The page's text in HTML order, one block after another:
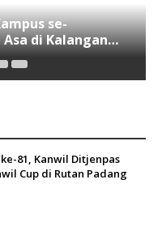
se-
di Kalangan
Digital
81, Kanwil Ditjenpas
Cup di Rutan Padang